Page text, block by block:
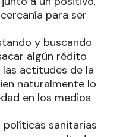
para ser
y buscando
algún rédito
las actitudes de la
naturalmente lo
en los medios
políticas sanitarias